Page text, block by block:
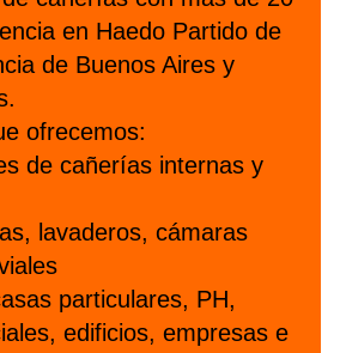
en Haedo Partido de
de Buenos Aires y
ofrecemos:
de cañerías internas y
lavaderos, cámaras
particulares, PH,
edificios, empresas e